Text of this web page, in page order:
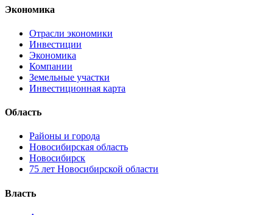
Экономика
Отрасли экономики
Инвестиции
Экономика
Компании
Земельные участки
Инвестиционная карта
Область
Районы и города
Новосибирская область
Новосибирск
75 лет Новосибирской области
Власть